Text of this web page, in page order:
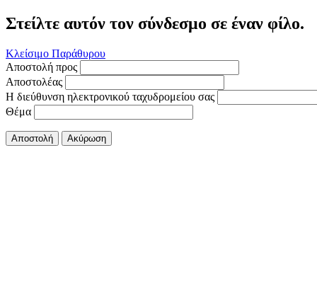
Στείλτε αυτόν τον σύνδεσμο σε έναν φίλο.
Κλείσιμο Παράθυρου
Αποστολή προς
Αποστολέας
Η διεύθυνση ηλεκτρονικού ταχυδρομείου σας
Θέμα
Αποστολή Ακύρωση